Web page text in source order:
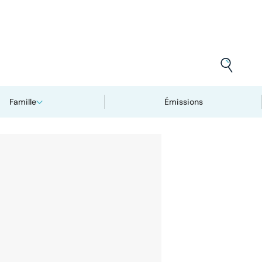
Famille Émissions